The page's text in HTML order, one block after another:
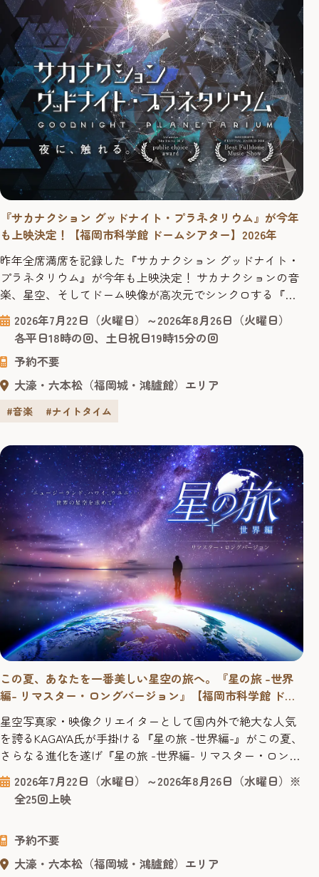
『サカナクション グッドナイト・プラネタリウム』が今年
も上映決定！【福岡市科学館 ドームシアター】2026年
昨年全席満席を記録した『サカナクション グッドナイト・
プラネタリウム』が今年も上映決定！ サカナクションの音
楽、星空、そしてドーム映像が高次元でシンクロする『サ
カナクション グッドナイト・プラネタリウム』の上映が今
年も決定しました。昨年の夏季上映のチケットは全上映完
売を記録。公開から10年以上の年月を経ても色褪せる事な
く、多くの人々に愛されるプラネタリウム作品です。 福岡
市科学館ドームシア...
2026年7月22日（火曜日）～2026年8月26日（火曜日）
各平日18時の回、土日祝日19時15分の回
予約不要
大濠・六本松（福岡城・鴻臚館）エリア
#音楽 #ナイトタイム
この夏、あなたを一番美しい星空の旅へ。『星の旅 -世界
編- リマスター・ロングバージョン』【福岡市科学館 ドー
ムシアター】2026年
星空写真家・映像クリエイターとして国内外で絶大な人気
を誇るKAGAYA氏が手掛ける『星の旅 -世界編-』がこの夏、
さらなる進化を遂げ『星の旅 -世界編- リマスター・ロング
バージョン』として福岡市科学館ドームシアターに帰って
きます。 ニュージーランドのテカポ湖、ハワイのマウナケ
ア山、ウユニ塩湖など、KAGAYA氏が3年の歳月をかけて撮
の臨場...
2026年7月22日（水曜日）～2026年8月26日（水曜日）※
全25回上映
予約不要
大濠・六本松（福岡城・鴻臚館）エリア